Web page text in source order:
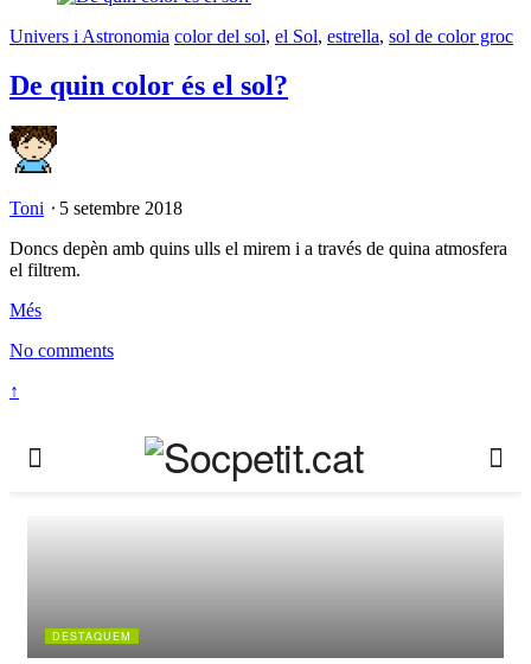
Univers i Astronomia color del sol, el Sol, estrella, sol de color groc
De quin color és el sol?
Toni ⋅ 5 setembre 2018
Doncs depèn amb quins ulls el mirem i a través de quina atmosfera
el filtrem.
Més
No comments
↑